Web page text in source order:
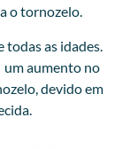
o tornozelo.
as idades.
um aumento no
devido em